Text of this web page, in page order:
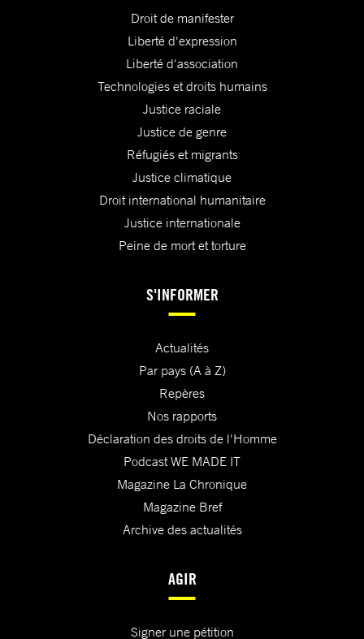
Droit de manifester
Liberté d'expression
Liberté d'association
Technologies et droits humains
Justice raciale
Justice de genre
Réfugiés et migrants
Justice climatique
Droit international humanitaire
Justice internationale
Peine de mort et torture
S'INFORMER
Actualités
Par pays (A à Z)
Repères
Nos rapports
Déclaration des droits de l'Homme
Podcast WE MADE IT
Magazine La Chronique
Magazine Bref
Archive des actualités
AGIR
Signer une pétition